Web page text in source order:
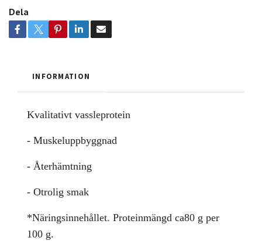
Dela
INFORMATION
Kvalitativt vassleprotein
- Muskeluppbyggnad
- Återhämtning
- Otrolig smak
*Näringsinnehållet. Proteinmängd ca80 g per
100 g.